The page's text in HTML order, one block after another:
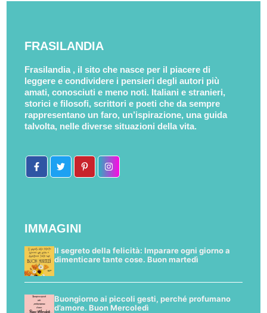
FRASILANDIA
Frasilandia , il sito che nasce per il piacere di
leggere e condividere i pensieri degli autori più
amati, conosciuti e meno noti. Italiani e stranieri,
storici e filosofi, scrittori e poeti che da sempre
rappresentano un faro, un’ispirazione, una guida
talvolta, nelle diverse situazioni della vita.
IMMAGINI
Il segreto della felicità: Imparare ogni giorno a
dimenticare tante cose. Buon martedì
Buongiorno ai piccoli gesti, perché profumano
d’amore. Buon Mercoledì